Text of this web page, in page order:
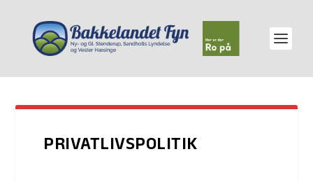
PRIVATLIVSPOLITIK